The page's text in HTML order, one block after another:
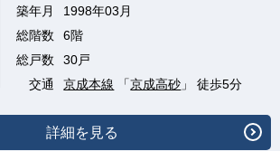
築年月
1998年03月
総階数
6階
総戸数
30戸
交通
京成本線 「京成高砂 」 徒歩5分
詳細を見る